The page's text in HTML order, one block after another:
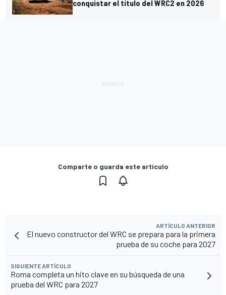
conquistar el título del WRC2 en 2026
Comparte o guarda este artículo
ARTÍCULO ANTERIOR
El nuevo constructor del WRC se prepara para la primera
prueba de su coche para 2027
SIGUIENTE ARTÍCULO
Roma completa un hito clave en su búsqueda de una
prueba del WRC para 2027